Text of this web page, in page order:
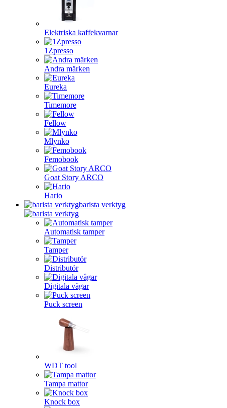
Elektriska kaffekvarnar
1Zpresso
Andra märken
Eureka
Timemore
Fellow
Mlynko
Femobook
Goat Story ARCO
Hario
barista verktyg
Automatisk tamper
Tamper
Distributör
Digitala vågar
Puck screen
WDT tool
Tampa mattor
Knock box